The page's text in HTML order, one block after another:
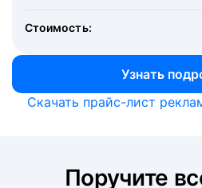
Стоимость:
Узнать
Скачать прайс-лист